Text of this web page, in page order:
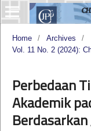
Home / Archives
/
Vol. 11 No. 2 (2024):
Perbedaan
Akademik